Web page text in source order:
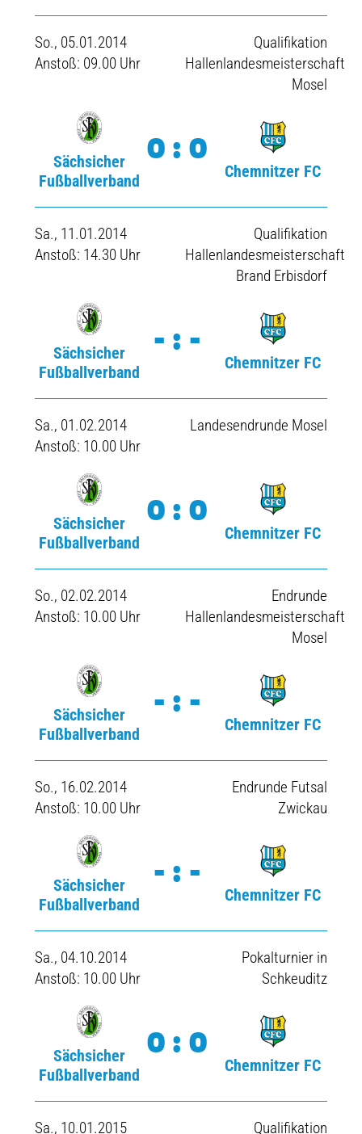
So., 05.01.2014
Anstoß: 09.00 Uhr
Qualifikation
Hallenlandesmeisterschaft
Mosel
Sächsicher
Fußballverband
0:0
Chemnitzer FC
Sa., 11.01.2014
Anstoß: 14.30 Uhr
Qualifikation
Hallenlandesmeisterschaft
Brand Erbisdorf
Sächsicher
Fußballverband
-:-
Chemnitzer FC
Sa., 01.02.2014
Anstoß: 10.00 Uhr
Landesendrunde Mosel
Sächsicher
Fußballverband
0:0
Chemnitzer FC
So., 02.02.2014
Anstoß: 10.00 Uhr
Endrunde
Hallenlandesmeisterschaft
Mosel
Sächsicher
Fußballverband
-:-
Chemnitzer FC
So., 16.02.2014
Anstoß: 10.00 Uhr
Endrunde Futsal
Zwickau
Sächsicher
Fußballverband
-:-
Chemnitzer FC
Sa., 04.10.2014
Anstoß: 10.00 Uhr
Pokalturnier in
Schkeuditz
Sächsicher
Fußballverband
0:0
Chemnitzer FC
Sa., 10.01.2015 Qualifikation